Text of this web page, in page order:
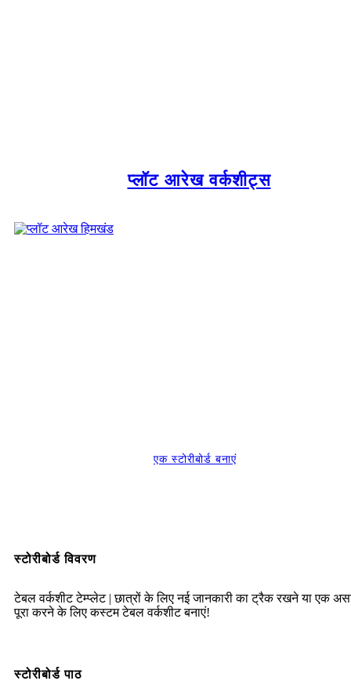
प्लॉट आरेख वर्कशीट्स
एक स्टोरीबोर्ड बनाएं
स्टोरीबोर्ड विवरण
टेबल वर्कशीट टेम्प्लेट | छात्रों के लिए नई जानकारी का ट्रैक रखने या एक
पूरा करने के लिए कस्टम टेबल वर्कशीट बनाएं!
स्टोरीबोर्ड पाठ